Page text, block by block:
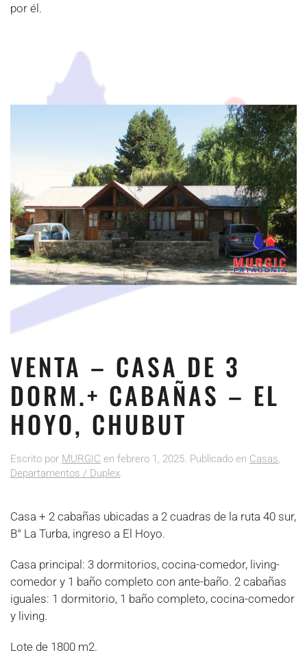
por él.
VENTA – CASA DE 3
DORM.+ CABAÑAS – EL
HOYO, CHUBUT
Escrito por MURGIC en febrero 1, 2025. Publicado en Casas,
Departamentos / Duplex.
Casa + 2 cabañas ubicadas a 2 cuadras de la ruta 40 sur,
B° La Turba, ingreso a El Hoyo.
Casa principal: 3 dormitorios, cocina-comedor, living-
comedor y 1 baño completo con ante-baño. 2 cabañas
iguales: 1 dormitorio, 1 baño completo, cocina-comedor
y living.
Lote de 1800 m2.